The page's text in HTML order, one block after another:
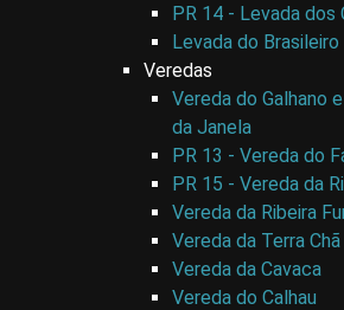
PR 14 - Levada dos
Levada do Brasileiro
Veredas
Vereda do Galhano
da Janela
PR 13 - Vereda do
PR 15 - Vereda da
Vereda da Ribeira
Vereda da Terra Chã
Vereda da Cavaca
Vereda do Calhau